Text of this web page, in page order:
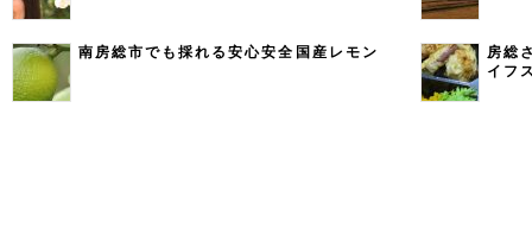
南房総市でも採れる安心安全国産レモン
房総
イフ